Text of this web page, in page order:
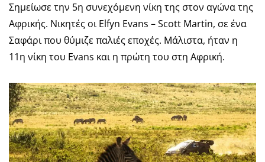
Σημείωσε την 5η συνεχόμενη νίκη της στον αγώνα της
Αφρικής. Νικητές οι Elfyn Evans – Scott Martin, σε ένα
Σαφάρι που θύμιζε παλιές εποχές. Μάλιστα, ήταν η
11η νίκη του Evans και η πρώτη του στη Αφρική.